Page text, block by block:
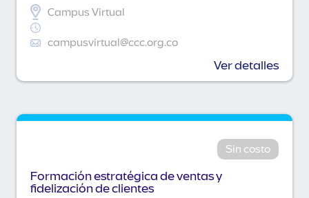
Campus Virtual
campusvirtual@ccc.org.co
Ver detalles
Sin costo
Formación estratégica de ventas y
fidelización de clientes